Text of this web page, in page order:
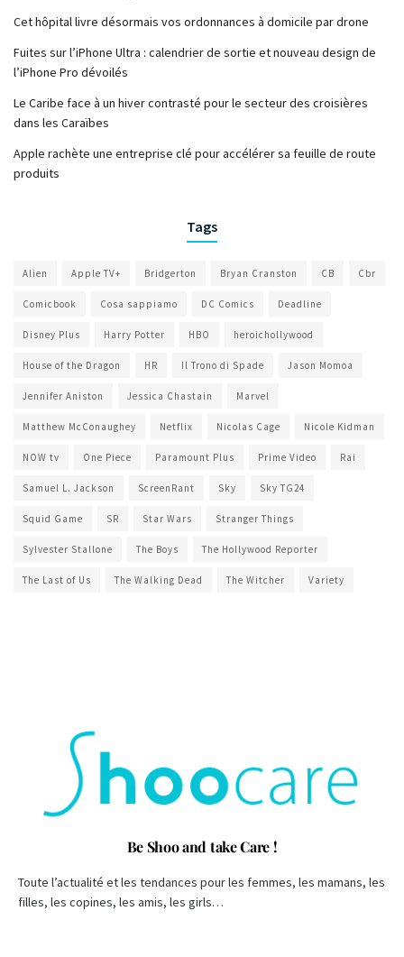
Cet hôpital livre désormais vos ordonnances à domicile par drone
Fuites sur l’iPhone Ultra : calendrier de sortie et nouveau design de
l’iPhone Pro dévoilés
Le Caribe face à un hiver contrasté pour le secteur des croisières
dans les Caraïbes
Apple rachète une entreprise clé pour accélérer sa feuille de route
produits
Tags
Alien Apple TV+ Bridgerton Bryan Cranston CB Cbr
Comicbook Cosa sappiamo DC Comics Deadline
Disney Plus Harry Potter HBO heroichollywood
House of the Dragon HR Il Trono di Spade Jason Momoa
Jennifer Aniston Jessica Chastain Marvel
Matthew McConaughey Netflix Nicolas Cage Nicole Kidman
NOW tv One Piece Paramount Plus Prime Video Rai
Samuel L. Jackson ScreenRant Sky Sky TG24
Squid Game SR Star Wars Stranger Things
Sylvester Stallone The Boys The Hollywood Reporter
The Last of Us The Walking Dead The Witcher Variety
Be Shoo and take Care !
Toute l’actualité et les tendances pour les femmes, les mamans, les
filles, les copines, les amis, les girls…